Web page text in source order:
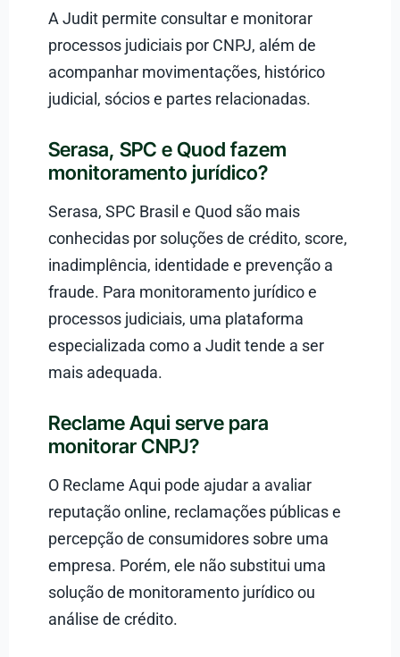
A Judit permite consultar e monitorar
processos judiciais por CNPJ, além de
acompanhar movimentações, histórico
judicial, sócios e partes relacionadas.
Serasa, SPC e Quod fazem
monitoramento jurídico?
Serasa, SPC Brasil e Quod são mais
conhecidas por soluções de crédito, score,
inadimplência, identidade e prevenção a
fraude. Para monitoramento jurídico e
processos judiciais, uma plataforma
especializada como a Judit tende a ser
mais adequada.
Reclame Aqui serve para
monitorar CNPJ?
O Reclame Aqui pode ajudar a avaliar
reputação online, reclamações públicas e
percepção de consumidores sobre uma
empresa. Porém, ele não substitui uma
solução de monitoramento jurídico ou
análise de crédito.